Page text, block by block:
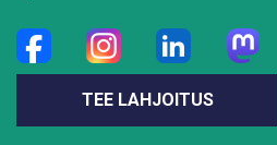
TEE LAHJOITUS